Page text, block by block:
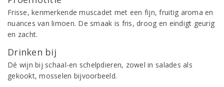
Frisse, kenmerkende muscadet met een fijn, fruitig aroma en
nuances van limoen. De smaak is fris, droog en eindigt geurig
en zacht.
Drinken bij
Dé wijn bij schaal-en schelpdieren, zowel in salades als
gekookt, mosselen bijvoorbeeld.